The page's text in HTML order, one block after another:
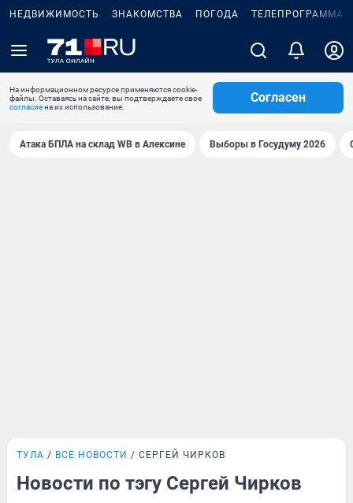
НЕДВИЖИМОСТЬ ЗНАКОМСТВА ПОГОДА ТЕЛЕПРОГРАММА
На информационном ресурсе применяются cookie-
файлы. Оставаясь на сайте, вы подтверждаете свое
согласиена их использование.
Согласен
Атака БПЛА на склад WB в Алексине Выборы в Госудуму 2026
ТУЛА ВСЕ НОВОСТИ СЕРГЕЙ ЧИРКОВ
Новости по тэгу Сергей Чирков